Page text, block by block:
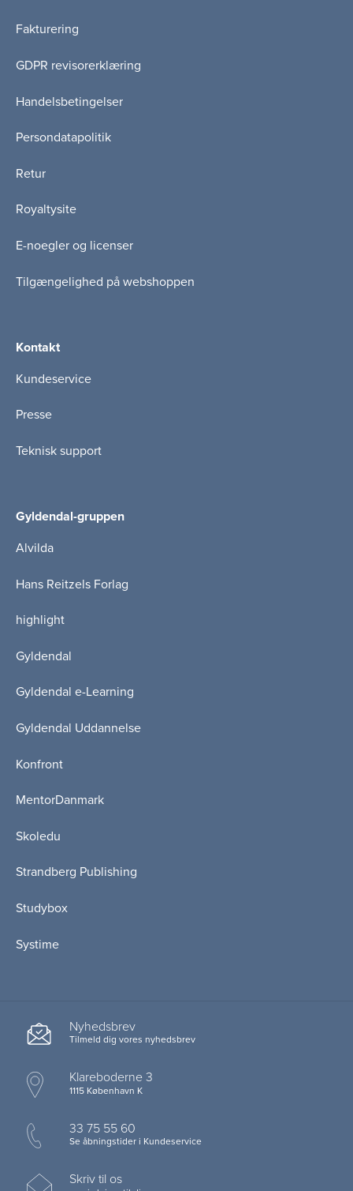
Fakturering
GDPR revisorerklæring
Handelsbetingelser
Persondatapolitik
Retur
Royaltysite
E-noegler og licenser
Tilgængelighed på webshoppen
Kontakt
Kundeservice
Presse
Teknisk support
Gyldendal-gruppen
Alvilda
Hans Reitzels Forlag
highlight
Gyldendal
Gyldendal e-Learning
Gyldendal Uddannelse
Konfront
MentorDanmark
Skoledu
Strandberg Publishing
Studybox
Systime
Nyhedsbrev
Tilmeld dig vores nyhedsbrev
Klareboderne 3
1115 København K
33 75 55 60
Se åbningstider i Kundeservice
Skriv til os